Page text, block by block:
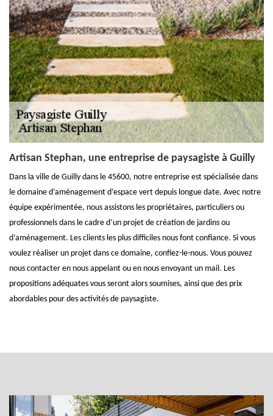
Artisan Stephan, une entreprise de paysagiste à Guilly
Dans la ville de Guilly dans le 45600, notre entreprise est spécialisée dans
le domaine d’aménagement d’espace vert depuis longue date. Avec notre
équipe expérimentée, nous assistons les propriétaires, particuliers ou
professionnels dans le cadre d’un projet de création de jardins ou
d’aménagement. Les clients les plus difficiles nous font confiance. Si vous
voulez réaliser un projet dans ce domaine, confiez-le-nous. Vous pouvez
nous contacter en nous appelant ou en nous envoyant un mail. Les
propositions adéquates vous seront alors soumises, ainsi que des prix
abordables pour des activités de paysagiste.